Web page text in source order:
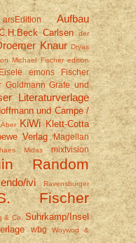
arsEdition
Aufbau
Carlsen
der
Knaur Dryas
Michael Fischer edition
emons Fischer
Goldmann Gräfe und
Literaturverlage
und Campe /
KiWi Klett-Cotta
Verlag Magellan
Midas mixtvision
Random
ivi Ravensburger
Fischer
& Co. Suhrkamp/Insel
wbg
Woywod &